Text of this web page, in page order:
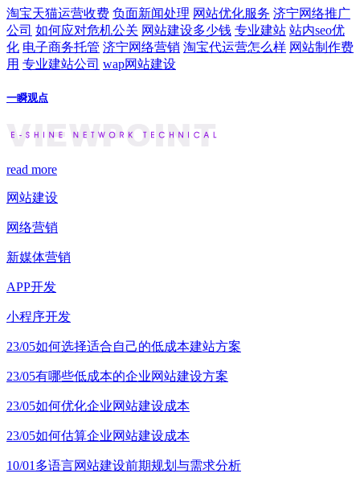
淘宝天猫运营收费 负面新闻处理 网站优化服务 济宁网络推广
公司 如何应对危机公关 网站建设多少钱 专业建站 站内seo优
化 电子商务托管 济宁网络营销 淘宝代运营怎么样 网站制作费
用 专业建站公司 wap网站建设
一瞬观点
read more
网站建设
网络营销
新媒体营销
APP开发
小程序开发
23/05如何选择适合自己的低成本建站方案
23/05有哪些低成本的企业网站建设方案
23/05如何优化企业网站建设成本
23/05如何估算企业网站建设成本
10/01 多语言网站建设前期规划与需求分析